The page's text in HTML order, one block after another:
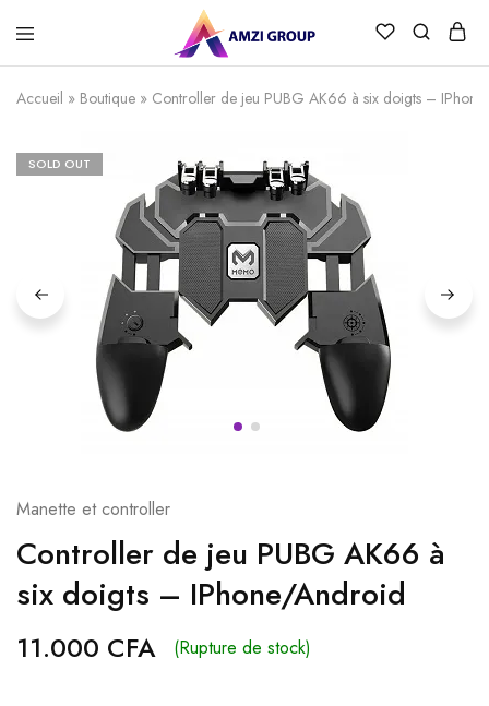
Accueil » Boutique » Controller de jeu PUBG AK66 à six doigts –
SOLD OUT
Manette et controller
Controller de jeu PUBG AK66 à
six doigts – IPhone/Android
11.000 CFA (Rupture de stock)